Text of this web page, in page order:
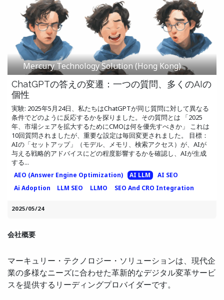
Mercury Technology Solution (Hong Kong)
ChatGPTの答えの変遷：一つの質問、多くのAIの
個性
実験: 2025年5月24日、私たちはChatGPTが同じ質問に対して異なる
条件でどのように反応するかを探りました。その質問とは 「2025
年、市場シェアを拡大するためにCMOは何を優先すべきか」 これは
10回質問されましたが、重要な設定は毎回変更されました。 目標：
AIの「セットアップ」（モデル、メモリ、検索アクセス）が、AIが
与える戦略的アドバイスにどの程度影響するかを確認し、AIが生成
する...
AEO (Answer Engine Optimization) AI LLM
AI SEO
Ai Adoption
LLM SEO LLMO SEO And CRO Integration
2025/05/24
会社概要
マーキュリー・テクノロジー・ソリューションは、現代企
業の多様なニーズに合わせた革新的なデジタル変革サービ
スを提供するリーディングプロバイダーです。